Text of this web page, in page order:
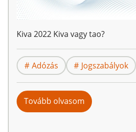
Kiva 2022 Kiva vagy tao?
Adózás Jogszabályok
Tovább olvasom ezt:
Kisvállalati